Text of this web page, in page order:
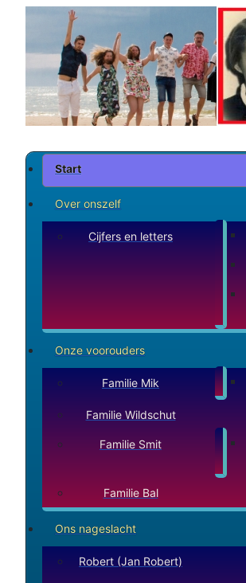
Start
Over onszelf
Cijfers en letters
Onze voorouders
Familie Mik
Familie Wildschut
Familie Smit
Familie Bal
Ons nageslacht
Robert (Jan Robert)